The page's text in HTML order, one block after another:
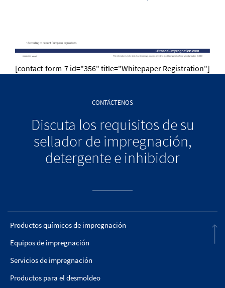
[contact-form-7 id="356" title="Whitepaper Registration"]
CONTÁCTENOS
Discuta los requisitos de su
sellador de impregnación,
detergente e inhibidor
Productos químicos de impregnación
Equipos de impregnación
Servicios de impregnación
Productos para el desmoldeo